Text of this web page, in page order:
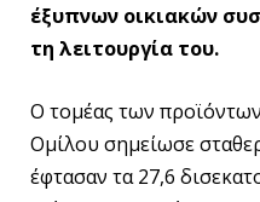
έξυπνων οικιακών
τη λειτουργία του.
Ο τομέας των
Ομίλου σημείωσε
έφτασαν τα 27,6